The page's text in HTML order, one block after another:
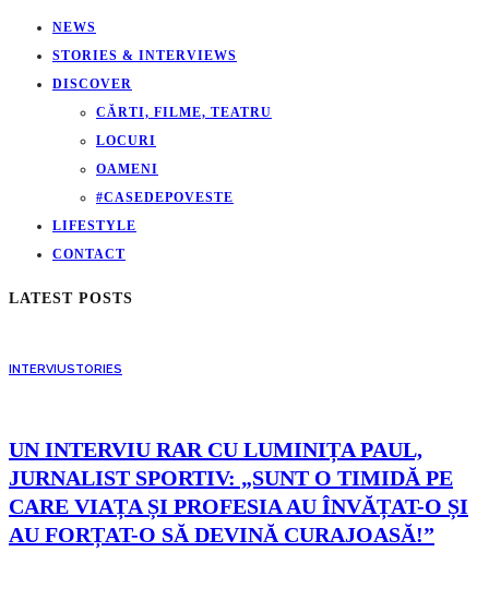
NEWS
STORIES & INTERVIEWS
DISCOVER
CĂRTI, FILME, TEATRU
LOCURI
OAMENI
#CASEDEPOVESTE
LIFESTYLE
CONTACT
LATEST POSTS
INTERVIUSTORIES
UN INTERVIU RAR CU LUMINIȚA PAUL,
JURNALIST SPORTIV: „SUNT O TIMIDĂ PE
CARE VIAȚA ȘI PROFESIA AU ÎNVĂȚAT-O ȘI
AU FORȚAT-O SĂ DEVINĂ CURAJOASĂ!”